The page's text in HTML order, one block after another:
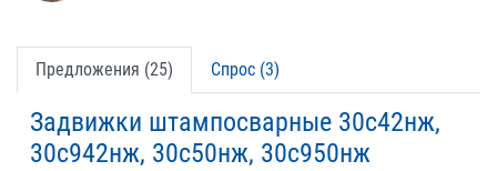
Предложения (25) Спрос (3)
Задвижки штампосварные 30с42нж,
30с942нж, 30с50нж, 30с950нж